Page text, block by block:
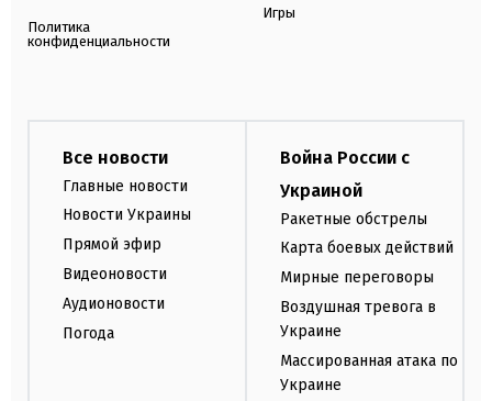
Политика
конфиденциальности
Игры
Все новости
Главные новости
Новости Украины
Прямой эфир
Видеоновости
Аудионовости
Погода
Война России с
Украиной
Ракетные обстрелы
Карта боевых действий
Мирные переговоры
Воздушная тревога в
Украине
Массированная атака по
Украине